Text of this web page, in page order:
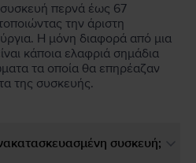
περνά έως 67
την άριστη
Η μόνη διαφορά από μια
κάποια ελαφριά σημάδια
τα οποία θα επηρέαζαν
της συσκευής.
συσκευή;